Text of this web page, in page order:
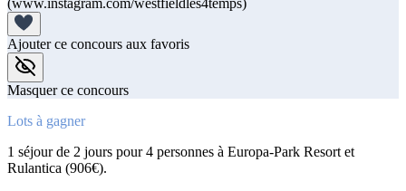
(www.instagram.com/westfieldles4temps)
Ajouter ce concours aux favoris
Masquer ce concours
Lots à gagner
1 séjour de 2 jours pour 4 personnes à Europa-Park Resort et
Rulantica (906€).